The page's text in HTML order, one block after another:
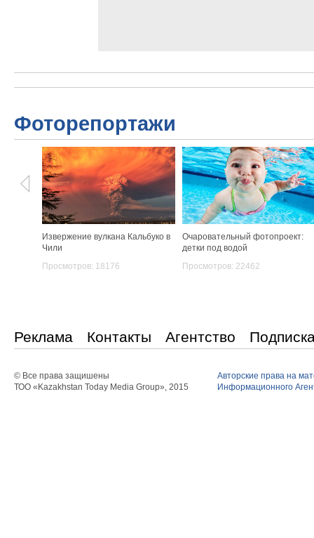
Фоторепортажи
Извержение вулкана Кальбуко в
Чили
Просмотров: 18176
Очаровательный фотопроект:
детки под водой
Просмотров: 22462
Реклама Контакты Агентство
© Все права защишены
ТОО «Kazakhstan Today Media Group», 2015
Авторские права на
Информационного